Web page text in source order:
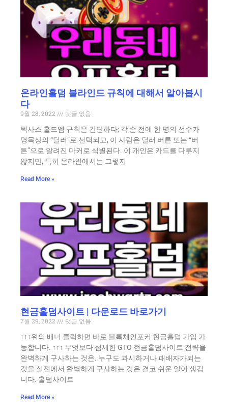
온라인홀덤 블라인드 규칙에 대해서 알아봅시
다
9월 28, 2022
댓글 없음
텍사스 홀드엠 규칙은 간단하다; 각 손 전에 한 명의 선수가
명목상의 “딜러”로 선택되고, 이 사람은 딜러 버튼 또는 “버
튼”으로 알려진 마커로 식별된다. 이 개인은 카드를 다루지
않지만, 특히 온라인에서는 그렇지
Read More »
현금홀덤사이트 | 다운로드 바로가기
7월 29, 2022
댓글 없음
↑↑↑위의 배너 클릭하면 바로 블록체인포커 현금홀덤 가입 가
능합니다. ↑↑↑ 무엇보다 섬세한 GTO 현금홀덤사이트 전략을
완벽하게 구사하는 것은. 누구도 과시하거나 패배자가되는
것을 실전에서 완벽하게 구사하는 것은 결코 쉬운 일이 생깁
니다. 홀덤사이트
Read More »